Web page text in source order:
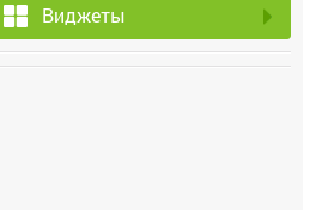
Виджеты